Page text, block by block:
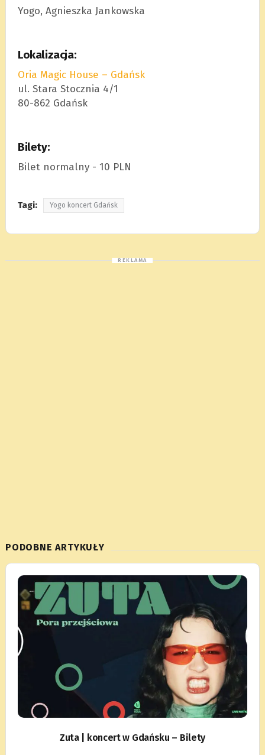
Yogo, Agnieszka Jankowska
Lokalizacja:
Oria Magic House – Gdańsk
ul. Stara Stocznia 4/1
80-862 Gdańsk
Bilety:
Bilet normalny - 10 PLN
Tagi: Yogo koncert Gdańsk
PODOBNE ARTYKUŁY
Zuta | koncert w Gdańsku – Bilety